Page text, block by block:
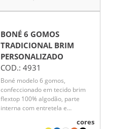
BONÉ 6 GOMOS
TRADICIONAL BRIM
PERSONALIZADO
COD.: 4931
Boné modelo 6 gomos,
confeccionado em tecido brim
flextop 100% algodão, parte
interna com entretela e
brim , botão encapado ,
cores